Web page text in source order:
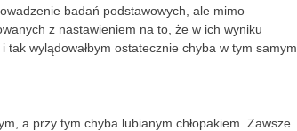
badań podstawowych, ale mimo
z nastawieniem na to, że w ich wyniku
tak wylądowałbym ostatecznie chyba w tym samym
a przy tym chyba lubianym chłopakiem. Zawsze